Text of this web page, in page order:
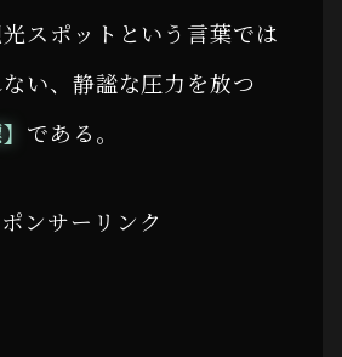
スポットという言葉では
い、静謐な圧力を放つ
である。
ンサーリンク